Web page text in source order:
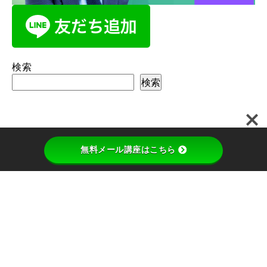
検索
検索
無料メール講座はこちら